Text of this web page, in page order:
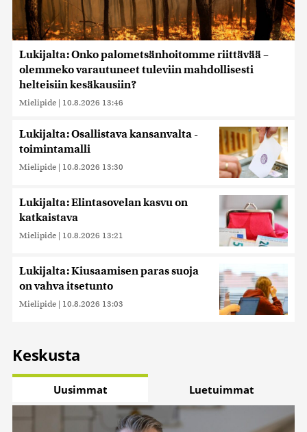
Lukijalta: Onko palometsänhoitomme riittävää –
olemmeko varautuneet tuleviin mahdollisesti
helteisiin kesäkausiin?
Mielipide | 10.8.2026 13:46
Lukijalta: Osallistava kansanvalta -
toimintamalli
Mielipide | 10.8.2026 13:30
Lukijalta: Elintasovelan kasvu on
katkaistava
Mielipide | 10.8.2026 13:21
Lukijalta: Kiusaamisen paras suoja
on vahva itsetunto
Mielipide | 10.8.2026 13:03
Keskusta
Uusimmat Luetuimmat